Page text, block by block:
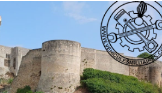
.com
de Véhicules Militaires de toutes nationalités et de
sont à votre disposition pour vous venir en aide,